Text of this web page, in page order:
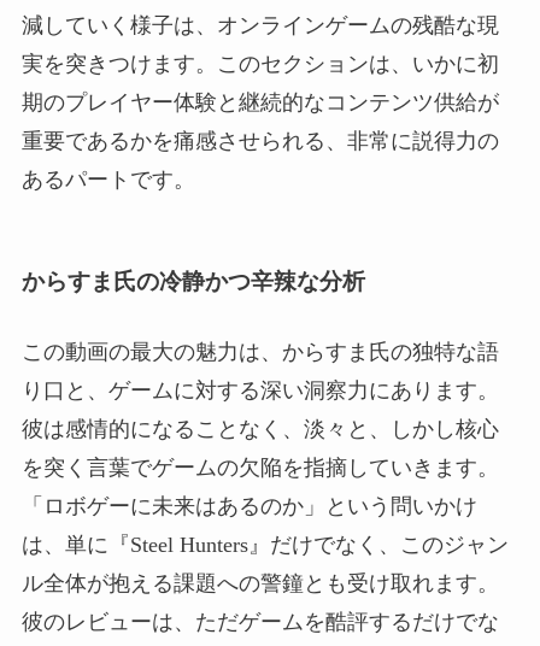
減していく様子は、オンラインゲームの残酷な現
実を突きつけます。このセクションは、いかに初
期のプレイヤー体験と継続的なコンテンツ供給が
重要であるかを痛感させられる、非常に説得力の
あるパートです。
からすま氏の冷静かつ辛辣な分析
この動画の最大の魅力は、からすま氏の独特な語
り口と、ゲームに対する深い洞察力にあります。
彼は感情的になることなく、淡々と、しかし核心
を突く言葉でゲームの欠陥を指摘していきます。
「ロボゲーに未来はあるのか」という問いかけ
は、単に『Steel Hunters』だけでなく、このジャン
ル全体が抱える課題への警鐘とも受け取れます。
彼のレビューは、ただゲームを酷評するだけでな